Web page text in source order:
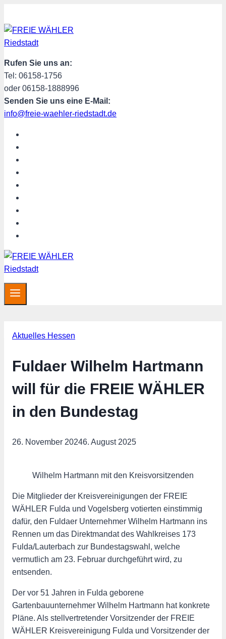
Inhalt
springen
Rufen Sie uns an:
Tel: 06158-1756
oder 06158-1888996
Senden Sie uns eine E-Mail:
info@freie-waehler-riedstadt.de
Aktuelles Hessen
Fuldaer Wilhelm Hartmann
will für die FREIE WÄHLER
in den Bundestag
26. November 20246. August 2025
Wilhelm Hartmann mit den Kreisvorsitzenden
Die Mitglieder der Kreisvereinigungen der FREIE
WÄHLER Fulda und Vogelsberg votierten einstimmig
dafür, den Fuldaer Unternehmer Wilhelm Hartmann ins
Rennen um das Direktmandat des Wahlkreises 173
Fulda/Lauterbach zur Bundestagswahl, welche
vermutlich am 23. Februar durchgeführt wird, zu
entsenden.
Der vor 51 Jahren in Fulda geborene
Gartenbauunternehmer Wilhelm Hartmann hat konkrete
Pläne. Als stellvertretender Vorsitzender der FREIE
WÄHLER Kreisvereinigung Fulda und Vorsitzender der